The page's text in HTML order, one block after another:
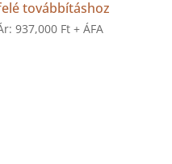
továbbításhoz
937,000 Ft + ÁFA